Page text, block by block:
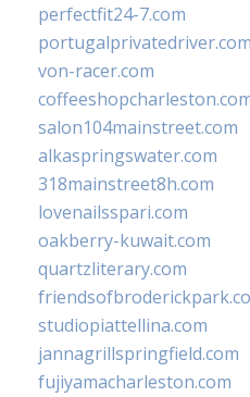
perfectfit24-7.com
portugalprivatedriver.com
von-racer.com
salon104mainstreet.com
alkaspringswater.com
318mainstreet8h.com
lovenailsspari.com
oakberry-kuwait.com
quartzliterary.com
studiopiattellina.com
jannagrillspringfield.com
fujiyamacharleston.com